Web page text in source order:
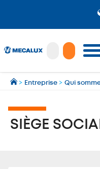
LOGICIELS
MECALUX NEWS
NOS RÉFÉRENCES
> Entreprise > Qui
SIÈGE